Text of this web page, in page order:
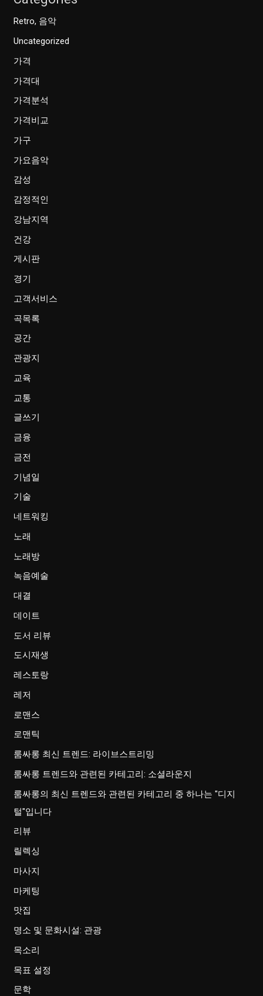
Retro, 음악
Uncategorized
가격
가격대
가격분석
가격비교
가구
가요음악
감성
감정적인
강남지역
건강
게시판
경기
고객서비스
곡목록
공간
관광지
교육
교통
글쓰기
금융
금전
기념일
기술
네트워킹
노래
노래방
녹음예술
대결
데이트
도서 리뷰
도시재생
레스토랑
레저
로맨스
로맨틱
룸싸롱 최신 트렌드: 라이브스트리밍
룸싸롱 트렌드와 관련된 카테고리: 소셜라운지
룸싸롱의 최신 트렌드와 관련된 카테고리 중 하나는 "디지
털"입니다
리뷰
릴렉싱
마사지
마케팅
맛집
명소 및 문화시설: 관광
목소리
목표 설정
문학